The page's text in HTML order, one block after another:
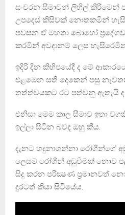
සංචරන සීමාවන් ලිහිල් කිරීමෙන්
උපදෙස් කිසිවක් නොතකමින්
පවසන ඒ මහතා බොහෝ
කරමින් අවදානම් ලෙස
ඉදිරි දින කිහිපයේදී ද මේ
එළඹෙන සති දෙකෙන් පසු
තත්ත්වයකට රට පත්වනු ඇතැයි ද
එනිසා මෙම කාල සීමාව ඉතා
ඉල්ලා සිටින බවද ඔහු කීය.
දැනට හදුනාගන්නා රෝගීන්ගේ
ලෙසම රෝගීන් අඩුවීමක් නොව
සිදු කරන පරීක්‍ෂණ ප‍්‍රමානවත්
දුරටත් කියා සිටියේය.